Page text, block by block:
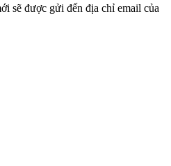
sẽ được gửi đến địa chỉ email của